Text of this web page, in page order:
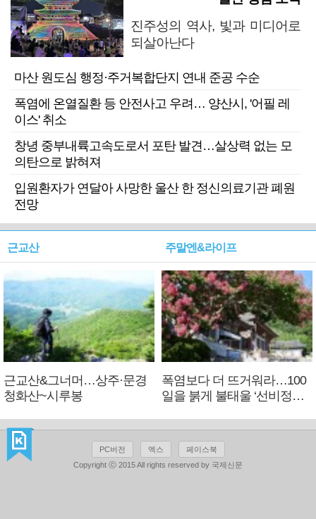
진주성의 역사, 빛과 미디어로
되살아난다
마산 원도심 행정·주거복합단지 연내 준공 수순
폭염에 온열질환 등 안전사고 우려… 양산시, '어필 레
이스' 취소
창녕 중부내륙고속도로서 포탄 발견…살상력 없는 모
의탄으로 밝혀져
입원환자가 연달아 사망한 울산 한 정신의료기관 폐원
전망
근교산
근교산&그너머…상주·문경
청화산~시루봉
주말엔&라이프
폭염보다 더 뜨거워라…100
일을 붉게 불태울 ‘선비정신’
PC버전 엑스
페이스북
Copyright ⓒ 2015 All rights reserved by 국제신문